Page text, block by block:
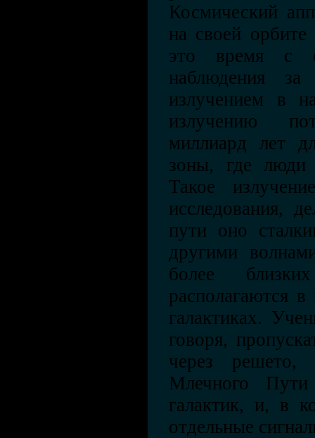
Космический
на своей
это время с
наблюдения
излучением в
излучению
миллиард лет
зоны, где люди
Такое
исследования,
пути оно
другими
более
располагаются
галактиках.
говоря,
через решето,
Млечного
галактик, и, в
отдельные